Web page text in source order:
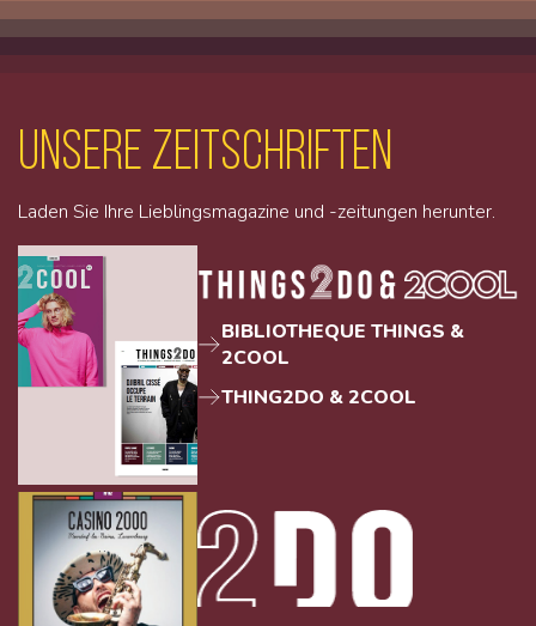
unsere Zeitschriften
Laden Sie Ihre Lieblingsmagazine und -zeitungen herunter.
BIBLIOTHEQUE THINGS &
2COOL
THING2DO & 2COOL